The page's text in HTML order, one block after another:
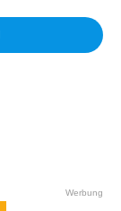
Werbung